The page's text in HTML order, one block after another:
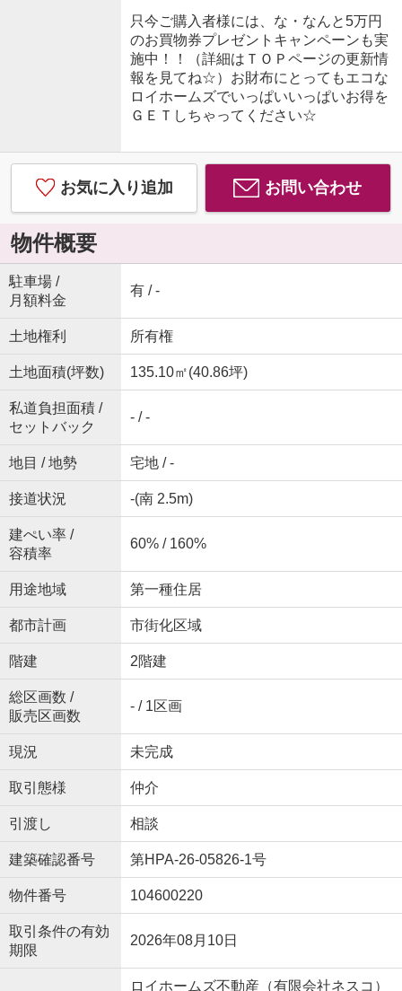
只今ご購入者様には、な・なんと5万円
のお買物券プレゼントキャンペーンも実
施中！！（詳細はＴＯＰページの更新情
報を見てね☆）お財布にとってもエコな
ロイホームズでいっぱいいっぱいお得を
ＧＥＴしちゃってください☆
お気に入り追加 お問い合わせ
物件概要
駐車場 /
月額料金
有 / -
土地権利 所有権
土地面積(坪数) 135.10㎡(40.86坪)
私道負担面積 /
セットバック
- / -
地目 / 地勢 宅地 / -
接道状況 -(南 2.5m)
建ぺい率 /
容積率
60% / 160%
用途地域 第一種住居
都市計画 市街化区域
階建 2階建
総区画数 /
販売区画数
- / 1区画
現況 未完成
取引態様 仲介
引渡し 相談
建築確認番号 第HPA-26-05826-1号
物件番号 104600220
取引条件の有効
期限
2026年08月10日
ロイホームズ不動産（有限会社ネスコ）